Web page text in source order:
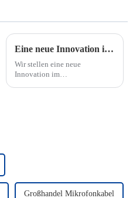
Eine neue Innovation im Kabelmanagement
Wir stellen eine neue
Innovation im
Großhandel Mikrofonkabel